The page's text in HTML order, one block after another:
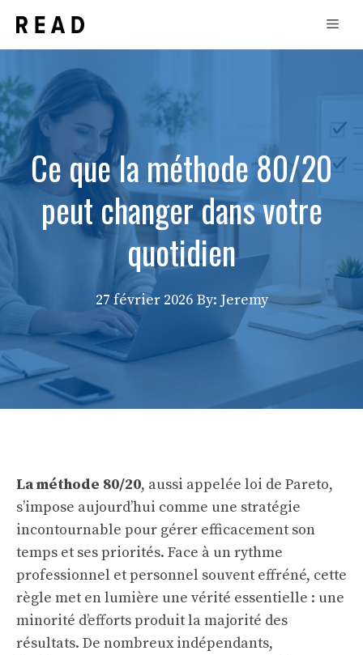
contenu
Ce que la méthode 80/20
peut changer dans votre
quotidien
27 février 2026 By: Jeremy
La méthode 80/20, aussi appelée loi de Pareto,
s’impose aujourd’hui comme une stratégie
incontournable pour gérer efficacement son
temps et ses priorités. Face à un rythme
professionnel et personnel souvent effréné, cette
règle met en lumière une vérité essentielle : une
minorité d’efforts produit la majorité des
résultats. De nombreux indépendants,